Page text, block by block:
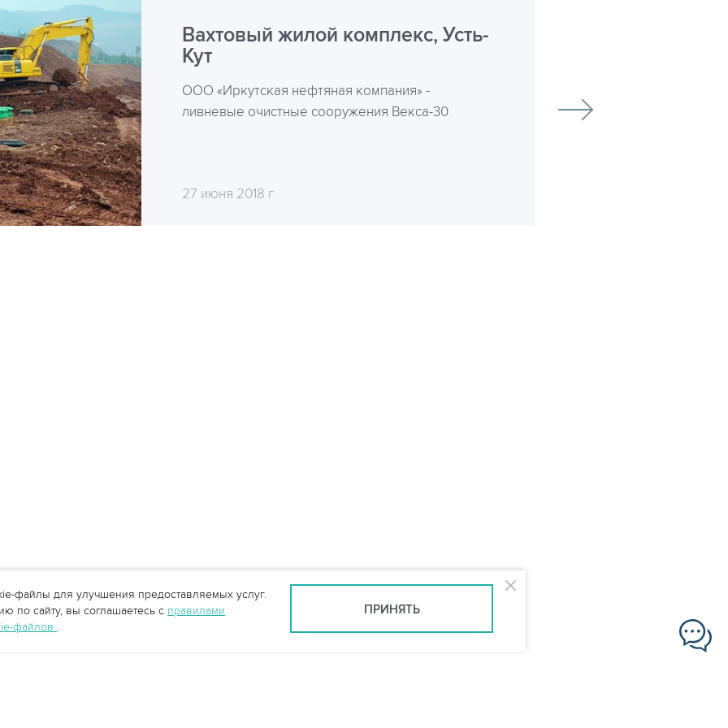
Вахтовый жилой комплекс, Усть-
Кут
ООО «Иркутская нефтяная компания» -
ливневые очистные сооружения Векса-30
27 июня 2018 г
файлы для улучшения предоставляемых услуг.
по сайту, вы соглашаетесь с правилами
файлов .
ПРИНЯТЬ